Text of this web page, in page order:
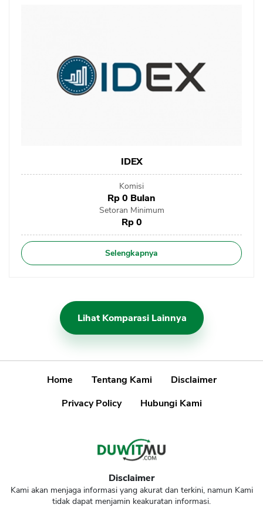
IDEX
Komisi
Rp 0 Bulan
Setoran Minimum
Rp 0
Selengkapnya
Lihat Komparasi Lainnya
Home Tentang Kami
Disclaimer
Privacy Policy
Hubungi Kami
Disclaimer
Kami akan menjaga informasi yang akurat dan terkini, namun Kami
tidak dapat menjamin keakuratan informasi.